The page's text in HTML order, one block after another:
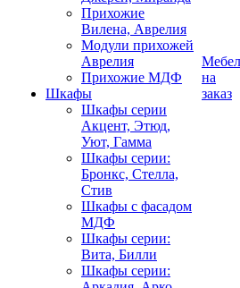
Прихожие
Вилена, Аврелия
Модули прихожей
Аврелия
Прихожие МДФ
Шкафы
Шкафы серии
Акцент, Этюд,
Уют, Гамма
Шкафы серии:
Бронкс, Стелла,
Стив
Шкафы с фасадом
МДФ
Шкафы серии:
Вита, Билли
Шкафы серии:
на
заказ